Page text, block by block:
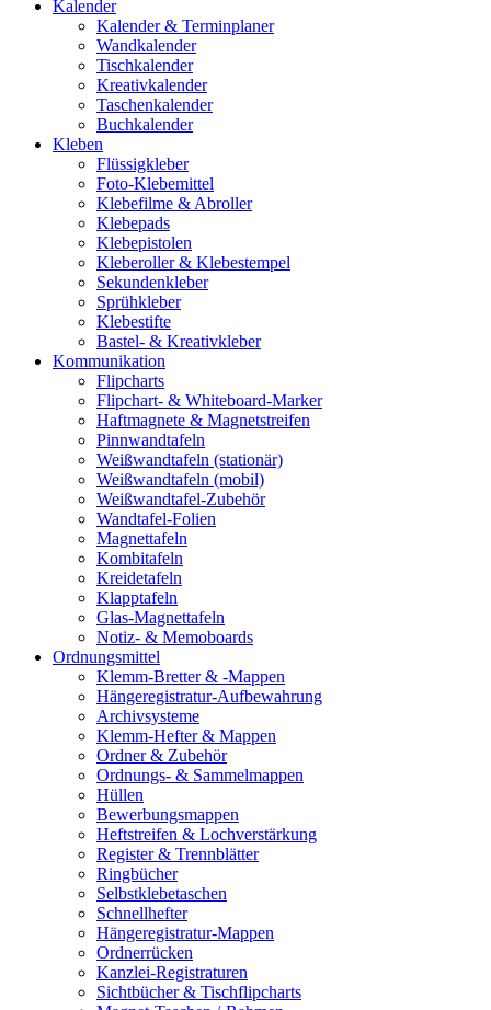
Kalender
Kalender & Terminplaner
Wandkalender
Tischkalender
Kreativkalender
Taschenkalender
Buchkalender
Kleben
Flüssigkleber
Foto-Klebemittel
Klebefilme & Abroller
Klebepads
Klebepistolen
Kleberoller & Klebestempel
Sekundenkleber
Sprühkleber
Klebestifte
Bastel- & Kreativkleber
Kommunikation
Flipcharts
Flipchart- & Whiteboard-Marker
Haftmagnete & Magnetstreifen
Pinnwandtafeln
Weißwandtafeln (stationär)
Weißwandtafeln (mobil)
Weißwandtafel-Zubehör
Wandtafel-Folien
Magnettafeln
Kombitafeln
Kreidetafeln
Klapptafeln
Glas-Magnettafeln
Notiz- & Memoboards
Ordnungsmittel
Klemm-Bretter & -Mappen
Hängeregistratur-Aufbewahrung
Archivsysteme
Klemm-Hefter & Mappen
Ordner & Zubehör
Ordnungs- & Sammelmappen
Hüllen
Bewerbungsmappen
Heftstreifen & Lochverstärkung
Register & Trennblätter
Ringbücher
Selbstklebetaschen
Schnellhefter
Hängeregistratur-Mappen
Ordnerrücken
Kanzlei-Registraturen
Sichtbücher & Tischflipcharts